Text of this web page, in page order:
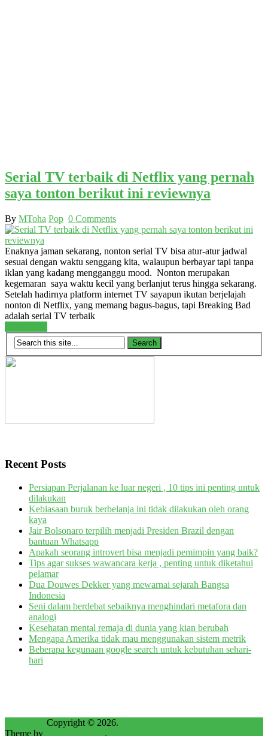
Serial TV terbaik di Netflix yang pernah
saya tonton berikut ini reviewnya
By MToha Pop 0 Comments
Enaknya jaman sekarang, nonton serial TV bisa atur-atur jadwal
sesuai dengan waktu senggang kita, walaupun berbayar tapi tanpa
iklan yang kadang mengganggu mood. Nonton merupakan
kegemaran saya waktu kecil yang berlanjut terus hingga sekarang.
Setelah hadirnya platform internet TV sayapun ikutan berjelajah
nonton di Netflix, yang memang bagus-bagus, tapi Breaking Bad
adalah serial TV terbaik
Recent Posts
Persiapan Perjalanan ke luar negeri , 10 tips ini penting untuk
dilakukan
Kebiasaan buruk berbelanja ini tidak dilakukan oleh orang
kaya
Jair Bolsonaro terpilih menjadi Presiden Brazil dengan
bantuan Whatsapp
Apakah seorang introvert bisa menjadi pemimpin yang baik?
Tips agar sukses wawancara kerja , penting untuk diketahui
pelamar
Dua Douwes Dekker yang mewarnai sejarah Bangsa
Indonesia
Seni dalam berdebat sebaiknya menghindari metafora dan
analogi
Kesehatan mental remaja di dunia yang kian berubah
Mengapa Amerika tidak mau menggunakan sistem metrik
Beberapa kegunaan google search untuk kebutuhan sehari-
hari
Copyright © 2026.
Theme by
.